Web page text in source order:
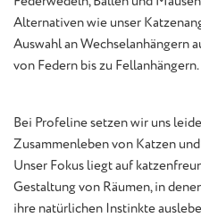
Alternativen wie unser
Auswahl an Wechselanhängern
von Federn bis zu Fellanhängern.
Bei Profeline setzen wir uns
Zusammenleben von Katzen
Unser Fokus liegt auf
Gestaltung von Räumen, in
ihre natürlichen Instinkte